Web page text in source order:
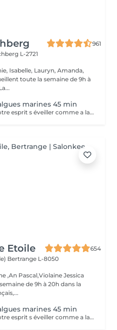
961
L-2721
Isabelle, Lauryn, Amanda,
toute la semaine de 9h à
la bonne humeur ! La...
marines 45 min
Vous sentez votre corps et votre esprit s éveiller comme a la suite d un bain dans l OCEAN. Vous vous tonicité et leur confort. sentez légère et revitalisée. Vos jambes retrouvent leur tonicité et leur confort
Etoile
654
Bertrange L-8050
,An Pascal,Violaine Jessica
de 9h à 20h dans la
français,...
marines 45 min
Vous sentez votre corps et votre esprit s éveiller comme a la suite d un bain dans l OCEAN. Vous vous tonicité et leur confort. sentez légère et revitalisée. Vos jambes retrouvent leur tonicité et leur confort